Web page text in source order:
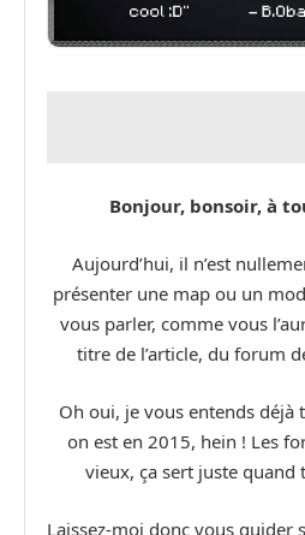
Bonjour, bonsoir, à
Aujourd’hui, il n’est
présenter une map ou un
vous parler, comme vous
titre de l’article, du forum
Oh oui, je vous entends déjà
on est en 2015, hein ! Les
vieux, ça sert juste quand
Laissez-moi donc vous guider